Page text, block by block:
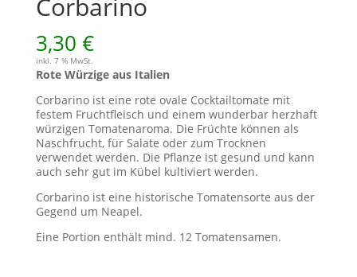
Corbarino
3,30 €
inkl. 7 % MwSt.
Rote Würzige aus Italien
Corbarino ist eine rote ovale Cocktailtomate mit
festem Fruchtfleisch und einem wunderbar herzhaft
würzigen Tomatenaroma. Die Früchte können als
Naschfrucht, für Salate oder zum Trocknen
verwendet werden. Die Pflanze ist gesund und kann
auch sehr gut im Kübel kultiviert werden.
Corbarino ist eine historische Tomatensorte aus der
Gegend um Neapel.
Eine Portion enthält mind. 12 Tomatensamen.